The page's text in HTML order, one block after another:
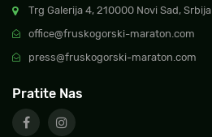
Trg Galerija 4, 210000 Novi Sad, Srbija
office@fruskogorski-maraton.com
press@fruskogorski-maraton.com
Pratite Nas